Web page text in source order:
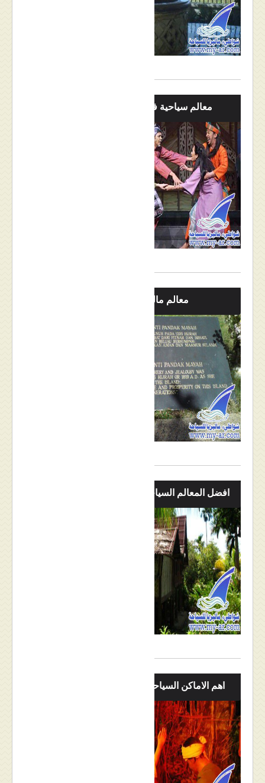
معالم سياحية في لنكاوي
معالم ماليزيا
افضل المعالم السياحية في ماليزيا
اهم الاماكن السياحية في ماليزيا